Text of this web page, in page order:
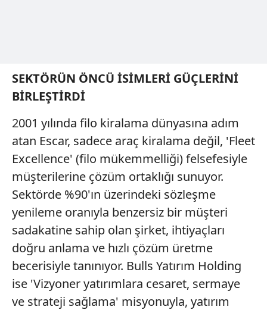
SEKTÖRÜN ÖNCÜ İSİMLERİ GÜÇLERİNİ
BİRLEŞTİRDİ
2001 yılında filo kiralama dünyasına adım
atan Escar, sadece araç kiralama değil, 'Fleet
Excellence' (filo mükemmelliği) felsefesiyle
müşterilerine çözüm ortaklığı sunuyor.
Sektörde %90'ın üzerindeki sözleşme
yenileme oranıyla benzersiz bir müşteri
sadakatine sahip olan şirket, ihtiyaçları
doğru anlama ve hızlı çözüm üretme
becerisiyle tanınıyor. Bulls Yatırım Holding
ise 'Vizyoner yatırımlara cesaret, sermaye
ve strateji sağlama' misyonuyla, yatırım